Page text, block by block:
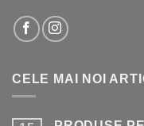
CELE MAI NOI